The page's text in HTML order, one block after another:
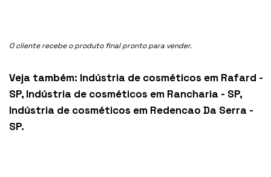
O cliente recebe o produto final pronto para vender.
Veja também: Indústria de cosméticos em Rafard -
SP, Indústria de cosméticos em Rancharia - SP,
Indústria de cosméticos em Redencao Da Serra -
SP.